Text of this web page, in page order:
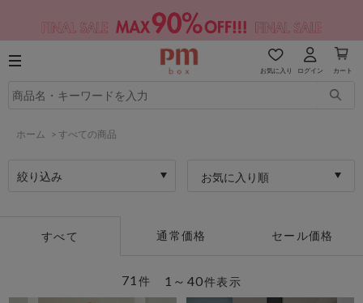
お気に入り ログイン カート
ホーム > すべての商品
絞り込み お気に入り順
すべて 通常価格 セール価格
1～40件表示
71件